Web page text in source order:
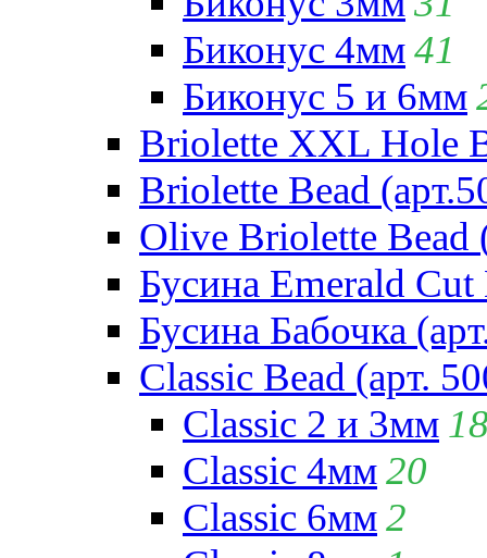
Биконус 4мм41
Биконус 5 и 6мм
Briolette XXL Hole
Briolette Bead
Olive Briolette Bead
Бусина Emerald Cut
Бусина Бабочка
Classic Bead (арт.
Classic 2 и 3мм
Classic 4мм20
Classic 6мм2